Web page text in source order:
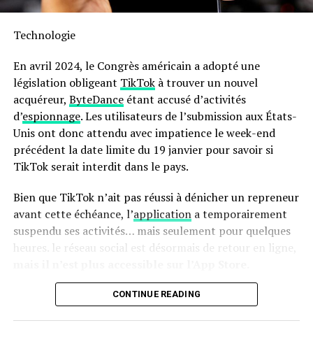
moins énergivore et presque deux fois plus rapide qu’un
tactile facilite son utilisation quotidienne.
en outre, le panier antiadhésif compatible lave-vaisselle
simplifie grandement l’entretien après chaque
utilisation. N’oubliez pas qu’il s’agit là encore d’une
offre temporaire ; ne tardez donc pas si vous souhaitez
profiter du meilleur prix possible sur cette friteuse
Pour accéder à cette remise exceptionnelle :
Technologie
En avril 2024, le Congrès américain a adopté une
législation obligeant TikTokà trouver un nouvel
acquéreur, ByteDanceétant accusé d’activités
d’espionnage. Les utilisateurs de l’submission aux États-
Unis ont donc attendu avec impatience le week-end
précédent la date limite du 19 janvier pour savoir si
TikTok serait interdit dans le pays.
Bien que TikTok n’ait pas réussi à dénicher un repreneur
avant cette échéance, l’applicationa temporairement
suspendu ses activités… mais seulement pour quelques
heures. le réseau social est désormais de retour en ligne,
Retour de TikTok : Une Absence
Persistante sur l’App Store
CONTINUE READING